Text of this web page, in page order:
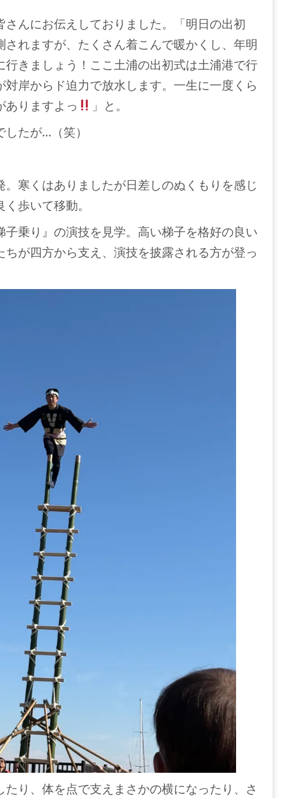
んにお伝えしておりました。「明日の出初
れますが、たくさん着こんで暖かくし、年明
行きましょう！ここ土浦の出初式は土浦港で行
岸からド迫力で放水します。一生に一度くら
ありますよっ
」と。
たが…（笑）
。寒くはありましたが日差しのぬくもりを感じ
歩いて移動。
子乗り』の演技を見学。高い梯子を格好の良い
が四方から支え、演技を披露される方が登っ
り、体を点で支えまさかの横になったり、さ